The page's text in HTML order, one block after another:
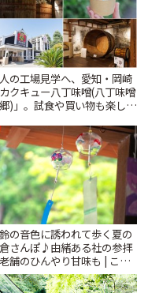
の工場見学へ、愛知・岡崎
カクキュー八丁味噌(八丁味噌
)」。試食や買い物も楽しみ
の音色に誘われて歩く夏の
さんぽ♪由緒ある社の参拝
舗のひんやり甘味も | こと
ぷ